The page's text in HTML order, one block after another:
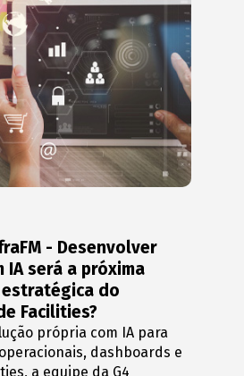
- Desenvolver
IA será a próxima
do
Facilities?
própria com IA para
dashboards e
a equipe da G4